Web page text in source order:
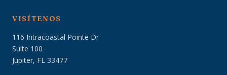
VISÍTENOS
116 Intracoastal Pointe Dr
Suite 100
Jupiter, FL 33477